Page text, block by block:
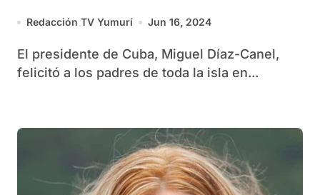
Redacción TV Yumurí Jun 16, 2024
El presidente de Cuba, Miguel Díaz-Canel,
felicitó a los padres de toda la isla en...